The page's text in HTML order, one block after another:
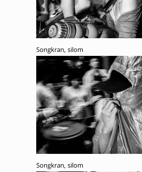
Songkran, silom
Songkran, silom